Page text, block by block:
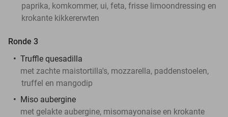
paprika, komkommer, ui, feta, frisse limoondressing en
krokante kikkererwten
Ronde 3
Truffle quesadilla
met zachte maistortilla's, mozzarella, paddenstoelen,
truffel en mangodip
Miso aubergine
met gelakte aubergine, misomayonaise en krokante